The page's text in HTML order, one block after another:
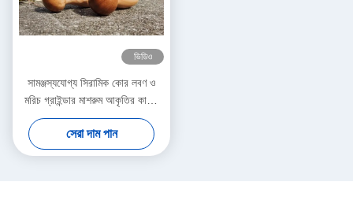
ভিডিও
সামঞ্জস্যযোগ্য সিরামিক কোর লবণ ও
মরিচ গ্রাইন্ডার মাশরুম আকৃতির কাঠের
জার
সেরা দাম পান